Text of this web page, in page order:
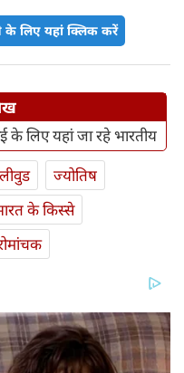
के लिए यहां क्लिक करें
लिए यहां जा रहे भारतीय
ज्योतिष
के किस्से